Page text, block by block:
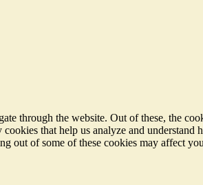
through the website. Out of these, the
that help us analyze and
out of some of these cookies may affect